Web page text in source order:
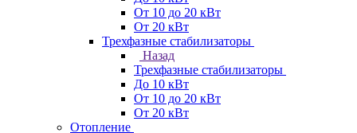
От 10 до 20 кВт
От 20 кВт
Трехфазные стабилизаторы
Назад
Трехфазные стабилизаторы
До 10 кВт
От 10 до 20 кВт
От 20 кВт
Отопление